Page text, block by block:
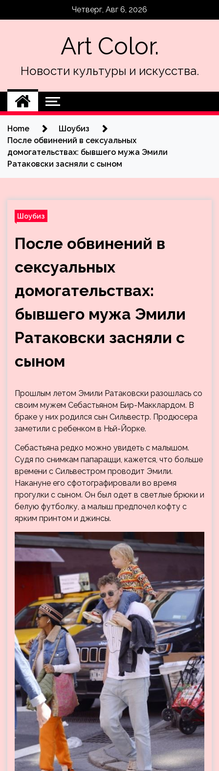
Четверг, Авг 6, 2026
Art Color.
Новости культуры и искусства.
Home
Шоубиз
После обвинений в сексуальных
домогательствах: бывшего мужа Эмили
Ратаковски засняли с сыном
Шоубиз
После обвинений в
сексуальных
домогательствах:
бывшего мужа Эмили
Ратаковски засняли с
сыном
Прошлым летом Эмили Ратаковски разошлась со
своим мужем Себастьяном Бир-Макклардом. В
браке у них родился сын Сильвестр. Продюсера
заметили с ребенком в Ньй-Йорке.
Себастьяна редко можно увидеть с малышом.
Судя по снимкам папарацци, кажется, что больше
времени с Сильвестром проводит Эмили.
Накануне его сфотографировали во время
прогулки с сыном. Он был одет в светлые брюки и
белую футболку, а малыш предпочел кофту с
ярким принтом и джинсы.